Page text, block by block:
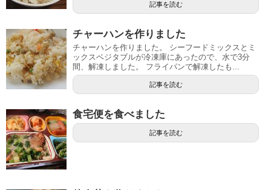
記事を読む
チャーハンを作りました
チャーハンを作りました。 シーフードミックスとミ
ックスベジタブルが冷凍庫にあったので、水で3分
間、解凍しました。 フライパンで解凍したも...
記事を読む
食宅便を食べました
記事を読む